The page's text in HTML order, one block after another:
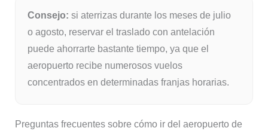
Consejo: si aterrizas durante los meses de julio
o agosto, reservar el traslado con antelación
puede ahorrarte bastante tiempo, ya que el
aeropuerto recibe numerosos vuelos
concentrados en determinadas franjas horarias.
Preguntas frecuentes sobre cómo ir del aeropuerto de